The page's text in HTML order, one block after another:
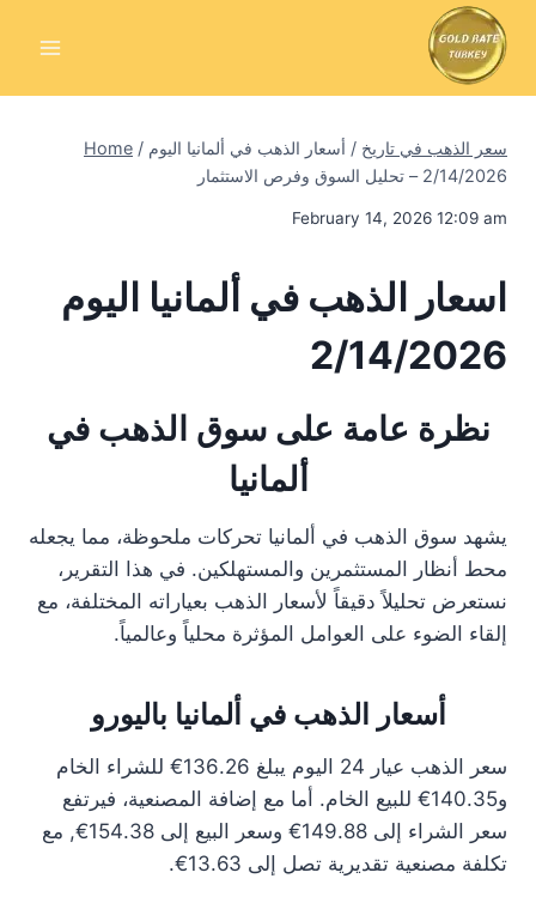
Home / سعر الذهب في تاريخ / أسعار الذهب في ألمانيا اليوم
2/14/2026 – تحليل السوق وفرص الاستثمار
February 14, 2026 12:09 am
اسعار الذهب في ألمانيا اليوم
2/14/2026
نظرة عامة على سوق الذهب في
ألمانيا
يشهد سوق الذهب في ألمانيا تحركات ملحوظة، مما يجعله
محط أنظار المستثمرين والمستهلكين. في هذا التقرير،
نستعرض تحليلاً دقيقاً لأسعار الذهب بعياراته المختلفة، مع
إلقاء الضوء على العوامل المؤثرة محلياً وعالمياً.
أسعار الذهب في ألمانيا باليورو
سعر الذهب عيار 24 اليوم يبلغ 136.26€ للشراء الخام
و140.35€ للبيع الخام. أما مع إضافة المصنعية، فيرتفع
سعر الشراء إلى 149.88€ وسعر البيع إلى 154.38€, مع
تكلفة مصنعية تقديرية تصل إلى 13.63€.